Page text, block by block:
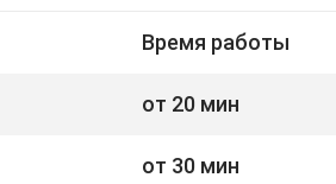
Время работы
от 20 мин
от 30 мин